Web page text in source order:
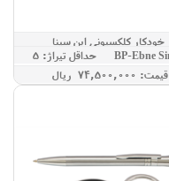
خودکار کلکسیونی ابن سینا
حداقل تيراژ: 5
قيمت: 74,500,000 ريال